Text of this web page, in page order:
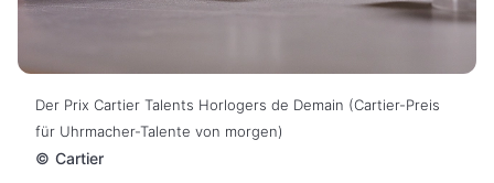
Der Prix Cartier Talents Horlogers de Demain (Cartier-Preis
für Uhrmacher-Talente von morgen)
© Cartier